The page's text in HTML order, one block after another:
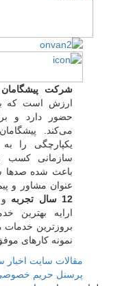
شرکت پیشگامان
ارزش است که
حضور دارد و
می‌کند.
یکپارچگی را
سازمانی کسب و
باعث شده صدها
عنوان مشاور و
12 سال تجربه
ارایه بهترین
بروزترین خدمات
نمونه کارهای
مقالات سایت اخبار
پرسنل حریم